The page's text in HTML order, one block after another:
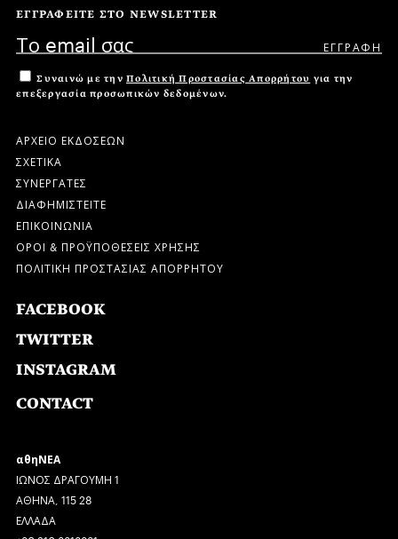
ΕΓΓΡΑΦΕΙΤΕ ΣΤΟ NEWSLETTER
Συναινώ με την Πολιτική Προστασίας Απορρήτου για την
επεξεργασία προσωπικών δεδομένων.
ΑΡΧΕΙΟ ΕΚΔΟΣΕΩΝ
ΣΧΕΤΙΚΑ
ΣΥΝΕΡΓΑΤΕΣ
ΔΙΑΦΗΜΙΣΤΕΙΤΕ
ΕΠΙΚΟΙΝΩΝΙΑ
ΟΡΟΙ & ΠΡΟΫΠΟΘΕΣΕΙΣ ΧΡΗΣΗΣ
ΠΟΛΙΤΙΚΗ ΠΡΟΣΤΑΣΙΑΣ ΑΠΟΡΡΗΤΟΥ
FACEBOOK
TWITTER
INSTAGRAM
CONTACT
αθηΝΕΑ
ΙΩΝΟΣ ΔΡΑΓΟΥΜΗ 1
ΑΘΗΝΑ, 115 28
ΕΛΛΑΔΑ